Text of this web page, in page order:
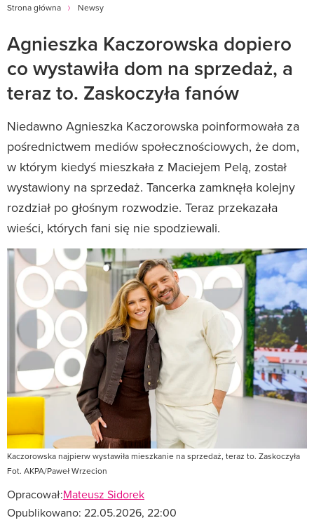
Strona główna Newsy
Agnieszka Kaczorowska dopiero
co wystawiła dom na sprzedaż, a
teraz to. Zaskoczyła fanów
Niedawno Agnieszka Kaczorowska poinformowała za
pośrednictwem mediów społecznościowych, że dom,
w którym kiedyś mieszkała z Maciejem Pelą, został
wystawiony na sprzedaż. Tancerka zamknęła kolejny
rozdział po głośnym rozwodzie. Teraz przekazała
wieści, których fani się nie spodziewali.
Kaczorowska najpierw wystawiła mieszkanie na sprzedaż, teraz to. Zaskoczyła
Fot. AKPA/Paweł Wrzecion
Opracował:Mateusz Sidorek
Opublikowano: 22.05.2026, 22:00